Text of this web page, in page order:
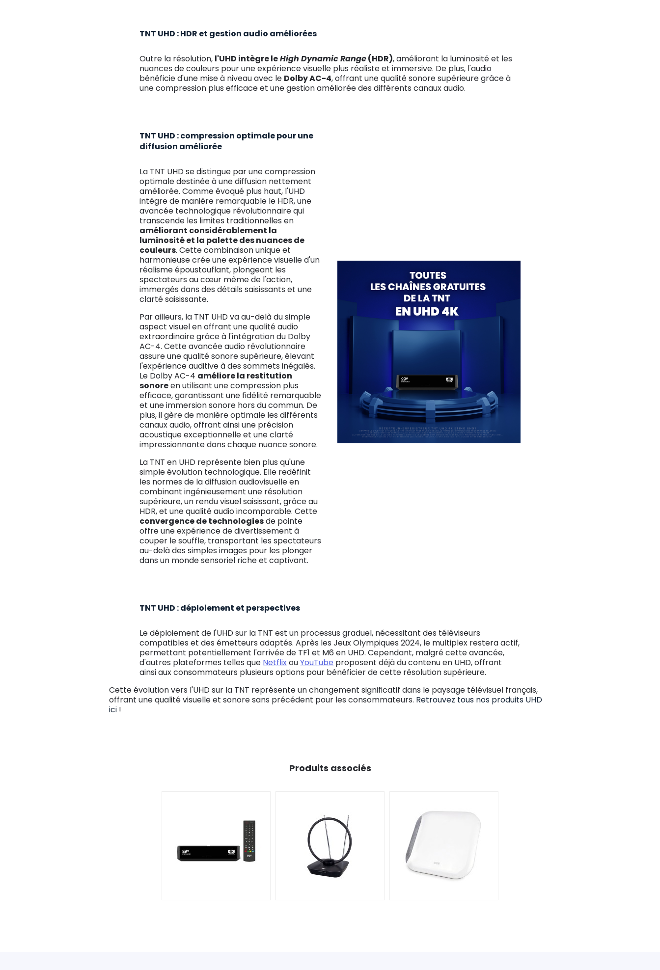
TNT UHD : HDR et gestion audio améliorées
Outre la résolution, l'UHD intègre leHigh Dynamic Range(HDR), améliorant la luminosité et les
nuances de couleurs pour une expérience visuelle plus réaliste et immersive. De plus, l'audio
bénéficie d'une mise à niveau avec le Dolby AC-4, offrant une qualité sonore supérieure grâce à
une compression plus efficace et une gestion améliorée des différents canaux audio.
TNT UHD : compression optimale pour une
diffusion améliorée
La TNT UHD se distingue par une compression
optimale destinée à une diffusion nettement
améliorée. Comme évoqué plus haut, l'UHD
intègre de manière remarquable le HDR, une
avancée technologique révolutionnaire qui
transcende les limites traditionnelles en
améliorant considérablement la
luminosité et la palette des nuances de
couleurs. Cette combinaison unique et
harmonieuse crée une expérience visuelle d'un
réalisme époustouflant, plongeant les
spectateurs au cœur même de l'action,
immergés dans des détails saisissants et une
clarté saisissante.
Par ailleurs, la TNT UHD va au-delà du simple
aspect visuel en offrant une qualité audio
extraordinaire grâce à l'intégration du Dolby
AC-4. Cette avancée audio révolutionnaire
assure une qualité sonore supérieure, élevant
l'expérience auditive à des sommets inégalés.
Le Dolby AC-4 améliore la restitution
sonoreen utilisant une compression plus
efficace, garantissant une fidélité remarquable
et une immersion sonore hors du commun. De
plus, il gère de manière optimale les différents
canaux audio, offrant ainsi une précision
acoustique exceptionnelle et une clarté
impressionnante dans chaque nuance sonore.
La TNT en UHD représente bien plus qu'une
simple évolution technologique. Elle redéfinit
les normes de la diffusion audiovisuelle en
combinant ingénieusement une résolution
supérieure, un rendu visuel saisissant, grâce au
HDR, et une qualité audio incomparable. Cette
convergence de technologiesde pointe
offre une expérience de divertissement à
couper le souffle, transportant les spectateurs
au-delà des simples images pour les plonger
dans un monde sensoriel riche et captivant.
TNT UHD : déploiement et perspectives
Le déploiement de l'UHD sur la TNT est un processus graduel, nécessitant des téléviseurs
compatibles et des émetteurs adaptés. Après les Jeux Olympiques 2024, le multiplex restera actif,
permettant potentiellement l'arrivée de TF1 et M6 en UHD. Cependant, malgré cette avancée,
d'autres plateformes telles que NetflixouYouTube proposent déjà du contenu en UHD, offrant
ainsi aux consommateurs plusieurs options pour bénéficier de cette résolution supérieure.
Cette évolution vers l'UHD sur la TNT représente un changement significatif dans le paysage télévisuel français,
offrant une qualité visuelle et sonore sans précédent pour les consommateurs. Retrouvez tous nos produits UHD
ici !
Produits associés